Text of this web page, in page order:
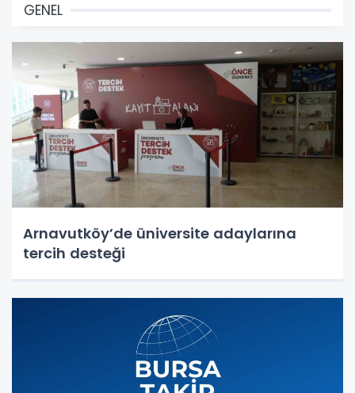
GENEL
Arnavutköy’de üniversite adaylarına
tercih desteği